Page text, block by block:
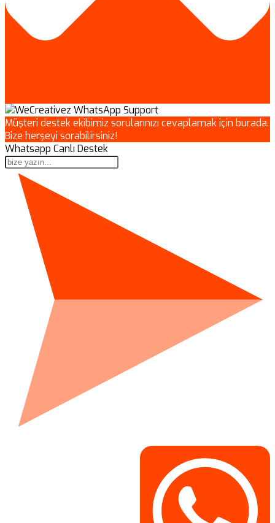
Müşteri destek ekibimiz sorularınızı cevaplamak için burada.
Bize herşeyi sorabilirsiniz!
Whatsapp Canlı Destek